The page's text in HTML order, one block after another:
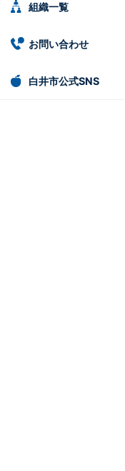
組織一覧
お問い合わせ
白井市公式SNS